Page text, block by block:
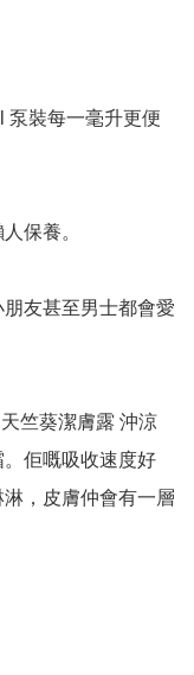
泵裝每一毫升更便
保養。
友甚至男士都會愛
竺葵潔膚露 沖涼
佢嘅吸收速度好
，皮膚仲會有一層